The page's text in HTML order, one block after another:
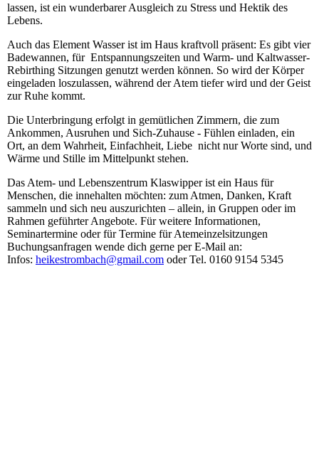
lassen, ist ein wunderbarer Ausgleich zu Stress und Hektik des
Lebens.
Auch das Element Wasser ist im Haus kraftvoll präsent: Es gibt vier
Badewannen, für Entspannungszeiten und Warm- und Kaltwasser-
Rebirthing Sitzungen genutzt werden können. So wird der Körper
eingeladen loszulassen, während der Atem tiefer wird und der Geist
zur Ruhe kommt.
Die Unterbringung erfolgt in gemütlichen Zimmern, die zum
Ankommen, Ausruhen und Sich-Zuhause - Fühlen einladen, ein
Ort, an dem Wahrheit, Einfachheit, Liebe nicht nur Worte sind, und
Wärme und Stille im Mittelpunkt stehen.
Das Atem- und Lebenszentrum Klaswipper ist ein Haus für
Menschen, die innehalten möchten: zum Atmen, Danken, Kraft
sammeln und sich neu auszurichten – allein, in Gruppen oder im
Rahmen geführter Angebote. Für weitere Informationen,
Seminartermine oder für Termine für Atemeinzelsitzungen
Buchungsanfragen wende dich gerne per E-Mail an:
Infos: heikestrombach@gmail.com oder Tel. 0160 9154 5345